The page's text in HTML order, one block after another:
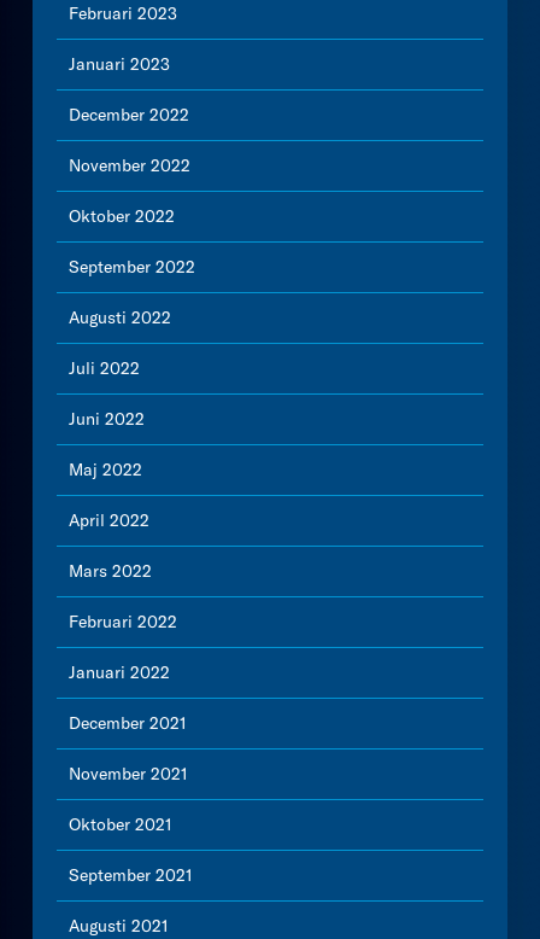
Februari 2023
Januari 2023
December 2022
November 2022
Oktober 2022
September 2022
Augusti 2022
Juli 2022
Juni 2022
Maj 2022
April 2022
Mars 2022
Februari 2022
Januari 2022
December 2021
November 2021
Oktober 2021
September 2021
Augusti 2021